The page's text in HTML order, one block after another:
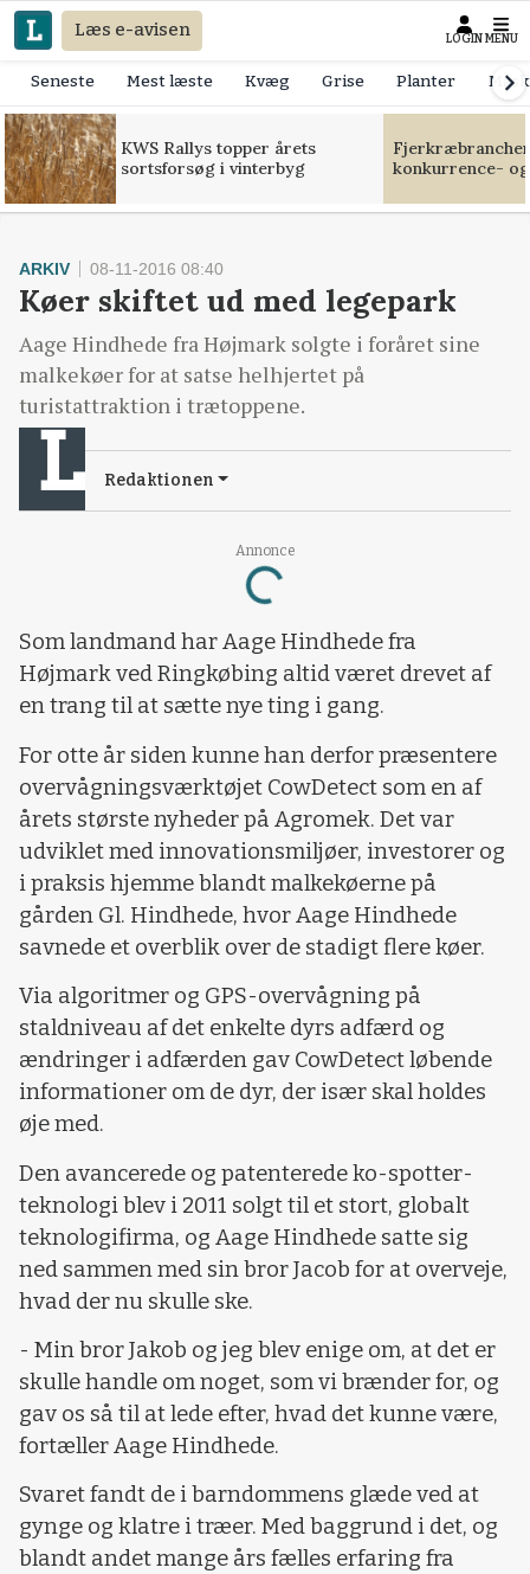
Læs e-avisen LOGIN MENU
Seneste Mest læste Kvæg Grise Planter
KWS Rallys topper årets
sortsforsøg i vinterbyg
konkurrence-
Annonce
Loading...
ARKIV 08-11-2016 08:40
Køer skiftet ud med legepark
Aage Hindhede fra Højmark solgte i foråret sine
malkekøer for at satse helhjertet på
turistattraktion i trætoppene.
Redaktionen
Som landmand har Aage Hindhede fra
Højmark ved Ringkøbing altid været drevet af
en trang til at sætte nye ting i gang.
For otte år siden kunne han derfor præsentere
overvågningsværktøjet CowDetect som en af
årets største nyheder på Agromek. Det var
udviklet med innovationsmiljøer, investorer og
i praksis hjemme blandt malkekøerne på
gården Gl. Hindhede, hvor Aage Hindhede
savnede et overblik over de stadigt flere køer.
Via algoritmer og GPS-overvågning på
staldniveau af det enkelte dyrs adfærd og
ændringer i adfærden gav CowDetect løbende
informationer om de dyr, der især skal holdes
øje med.
Den avancerede og patenterede ko-spotter-
teknologi blev i 2011 solgt til et stort, globalt
teknologifirma, og Aage Hindhede satte sig
ned sammen med sin bror Jacob for at overveje,
hvad der nu skulle ske.
- Min bror Jakob og jeg blev enige om, at det er
skulle handle om noget, som vi brænder for, og
gav os så til at lede efter, hvad det kunne være,
fortæller Aage Hindhede.
Svaret fandt de i barndommens glæde ved at
gynge og klatre i træer. Med baggrund i det, og
blandt andet mange års fælles erfaring fra